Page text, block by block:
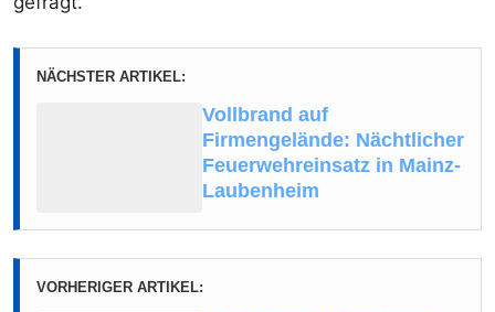
NÄCHSTER ARTIKEL:
Vollbrand auf
Firmengelände: Nächtlicher
Feuerwehreinsatz in Mainz-
Laubenheim
VORHERIGER ARTIKEL: